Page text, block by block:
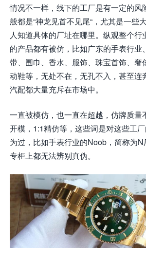
情况不一样，线下的工厂是有一定的风
般都是“神龙见首不见尾“，尤其是一些
人知道具体的厂址在哪里。纵观整个行
的产品都有被仿，比如广东的手表行业
带、围巾、香水、服饰、珠宝首饰、奢
动鞋等，无处不在，无孔不入，甚至连
汽配都大量充斥在市场中。
一直被模仿，也一直在超越，仿牌质量
开模，1:1精仿等，这些词是对这些工
为过，比如手表行业的Noob，简称为
专柜上都无法辨别真伪。